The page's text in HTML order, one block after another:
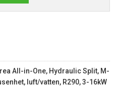
All-in-One, Hydraulic Split, M-
luft/vatten, R290, 3-16kW